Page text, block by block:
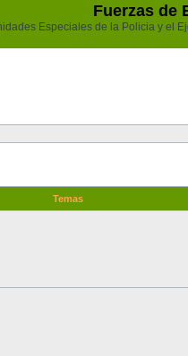
Fuerzas de
Especiales de la Policia y el
Temas